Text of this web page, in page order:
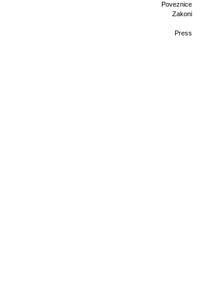
Poveznice
Zakoni
Press